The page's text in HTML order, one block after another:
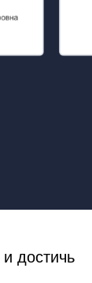
достичь